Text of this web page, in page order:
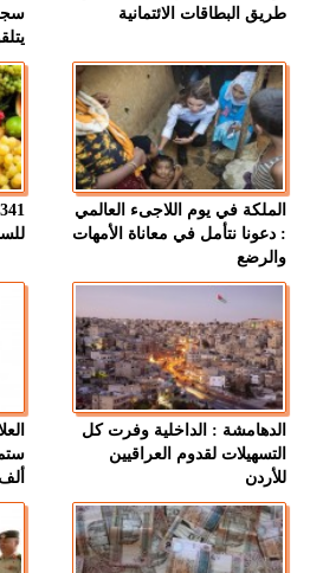
طريق البطاقات الائتمانية
الملكة في يوم اللاجىء العالمي
: دعونا نتأمل في معاناة الأمهات
والرضع
الدهامشة : الداخلية وفرت كل
التسهيلات لقدوم العراقيين
للأردن